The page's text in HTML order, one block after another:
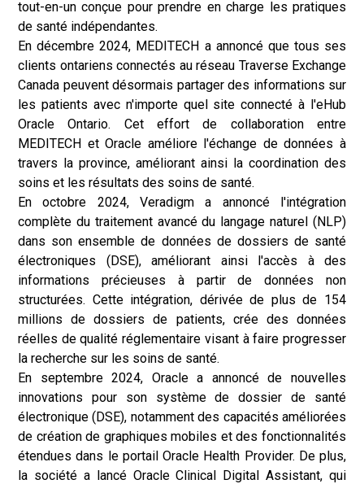
tout-en-un conçue pour prendre en charge les pratiques
de santé indépendantes.
En décembre 2024, MEDITECH a annoncé que tous ses
clients ontariens connectés au réseau Traverse Exchange
Canada peuvent désormais partager des informations sur
les patients avec n'importe quel site connecté à l'eHub
Oracle Ontario. Cet effort de collaboration entre
MEDITECH et Oracle améliore l'échange de données à
travers la province, améliorant ainsi la coordination des
soins et les résultats des soins de santé.
En octobre 2024, Veradigm a annoncé l'intégration
complète du traitement avancé du langage naturel (NLP)
dans son ensemble de données de dossiers de santé
électroniques (DSE), améliorant ainsi l'accès à des
informations précieuses à partir de données non
structurées. Cette intégration, dérivée de plus de 154
millions de dossiers de patients, crée des données
réelles de qualité réglementaire visant à faire progresser
la recherche sur les soins de santé.
En septembre 2024, Oracle a annoncé de nouvelles
innovations pour son système de dossier de santé
électronique (DSE), notamment des capacités améliorées
de création de graphiques mobiles et des fonctionnalités
étendues dans le portail Oracle Health Provider. De plus,
la société a lancé Oracle Clinical Digital Assistant, qui